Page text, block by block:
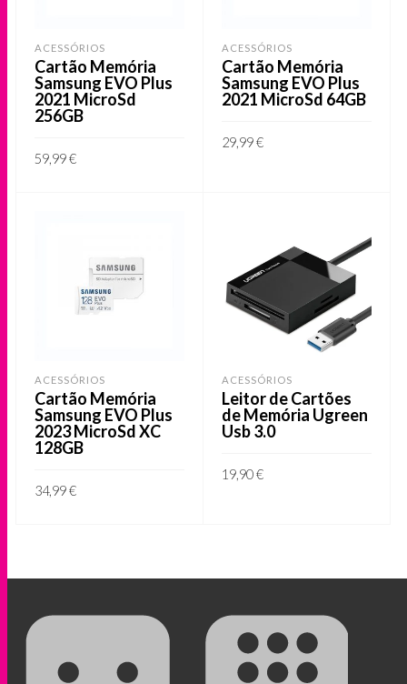
ACESSÓRIOS
Cartão Memória
Samsung EVO Plus
2021 MicroSd
256GB
59,99€
ACESSÓRIOS
Cartão Memória
Samsung EVO Plus
2021 MicroSd 64GB
29,99€
ACESSÓRIOS
Cartão Memória
Samsung EVO Plus
2023 MicroSd XC
128GB
34,99€
ACESSÓRIOS
Leitor de Cartões
de Memória Ugreen
Usb 3.0
19,90€